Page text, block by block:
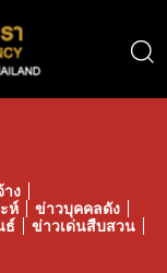
ง
ห์
ข่าวบุคคลดัง
ธ์
ข่าวเด่นสืบสวน